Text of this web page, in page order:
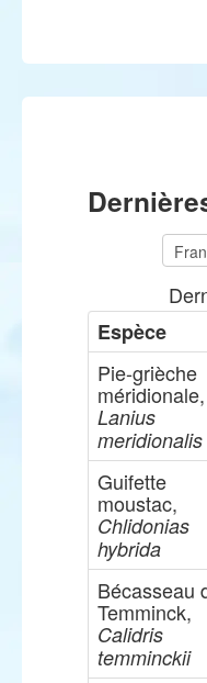
Espèce
Pie-grièche
méridionale,
Lanius
meridionalis
Guifette
moustac,
Chlidonias
hybrida
Bécasseau
Temminck,
Calidris
temminckii